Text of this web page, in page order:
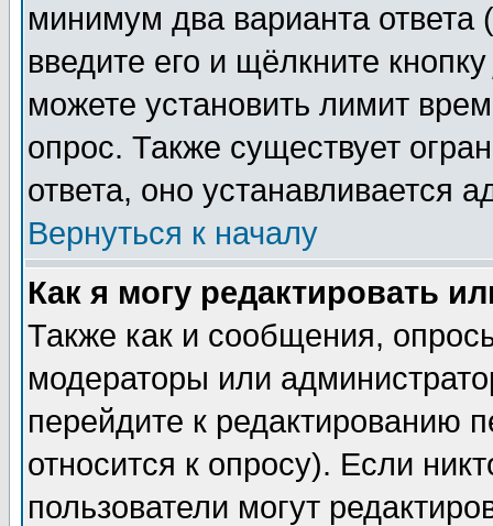
минимум два варианта ответа
введите его и щёлкните
можете установить лимит
опрос. Также существует
ответа, оно устанавливается
Вернуться к началу
Как я могу редактировать
Также как и сообщения,
модераторы или
перейдите к редактированию
относится к опросу). Если
пользователи могут